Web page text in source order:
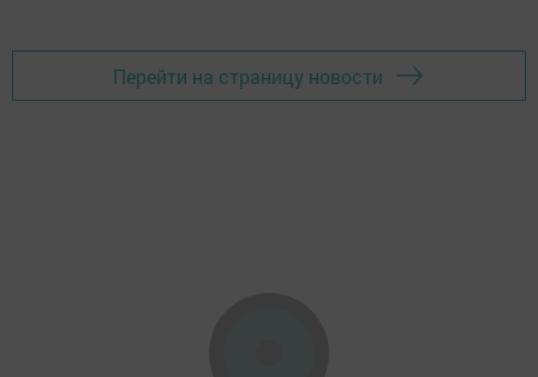
Перейти на страницу новости